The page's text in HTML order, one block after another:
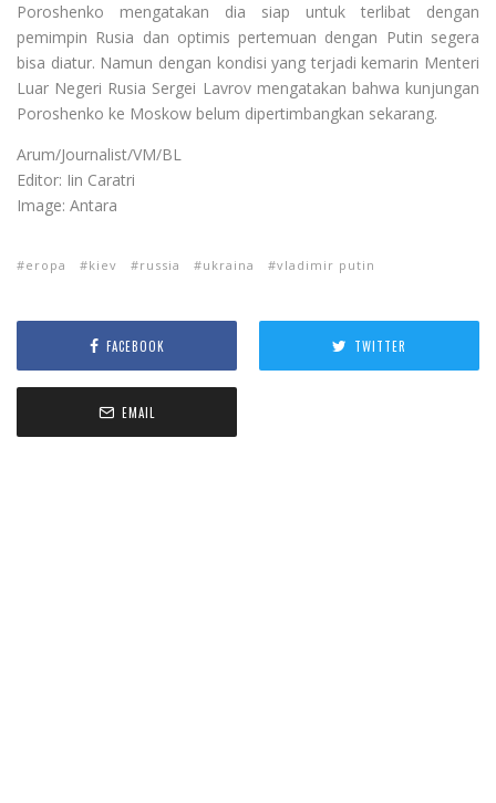
Poroshenko mengatakan dia siap untuk terlibat dengan
pemimpin Rusia dan optimis pertemuan dengan Putin segera
bisa diatur. Namun dengan kondisi yang terjadi kemarin Menteri
Luar Negeri Rusia Sergei Lavrov mengatakan bahwa kunjungan
Poroshenko ke Moskow belum dipertimbangkan sekarang.
Arum/Journalist/VM/BL
Editor: Iin Caratri
Image: Antara
eropa kiev russia ukraina vladimir putin
FACEBOOK TWITTER
EMAIL